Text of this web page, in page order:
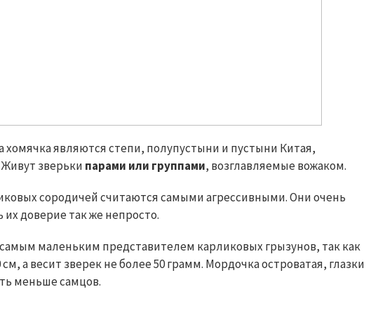
хомячка являются степи, полупустыни и пустыни Китая,
зверьки парами или группами, возглавляемые вожаком.
сородичей считаются самыми агрессивными. Они очень
доверие так же непросто.
маленьким представителем карликовых грызунов, так как
а весит зверек не более 50 грамм. Мордочка островатая, глазки
меньше самцов.